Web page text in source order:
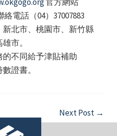
絡電話（04）37007883
北市、桃園市、新竹縣
市。
不同給予津貼補助
證書。
Next Post →